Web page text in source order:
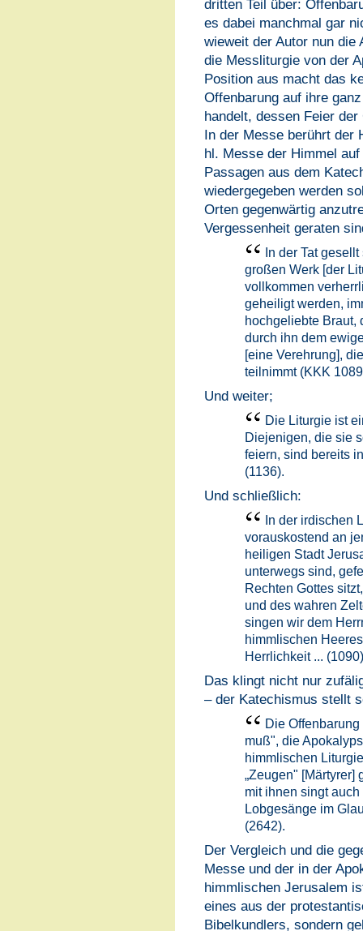
dritten Teil über:
es dabei manchmal gar
wieweit der Autor nun die
die Messliturgie von der
Position aus macht das
Offenbarung auf ihre
handelt, dessen Feier
In der Messe berührt der
hl. Messe der Himmel
Passagen aus dem
wiedergegeben werden
Orten gegenwärtig
Vergessenheit geraten
In der Tat
großen Werk [der
vollkommen
geheiligt werden,
hochgeliebte Braut,
durch ihn dem
[eine Verehrung],
teilnimmt (KKK
Und weiter;
Die Liturgie ist
Diejenigen, die sie
feiern, sind bereits
(1136).
Und schließlich:
In der irdischen
vorauskostend an
heiligen Stadt
unterwegs sind,
Rechten Gottes
und des wahren
singen wir dem
himmlischen
Herrlichkeit ...
Das klingt nicht nur
– der Katechismus stellt
Die
muß", die
himmlischen
„Zeugen" [Märtyrer]
mit ihnen singt
Lobgesänge im
(2642).
Der Vergleich und die
Messe und der in der
himmlischen Jerusalem
eines aus der
Bibelkundlers, sondern